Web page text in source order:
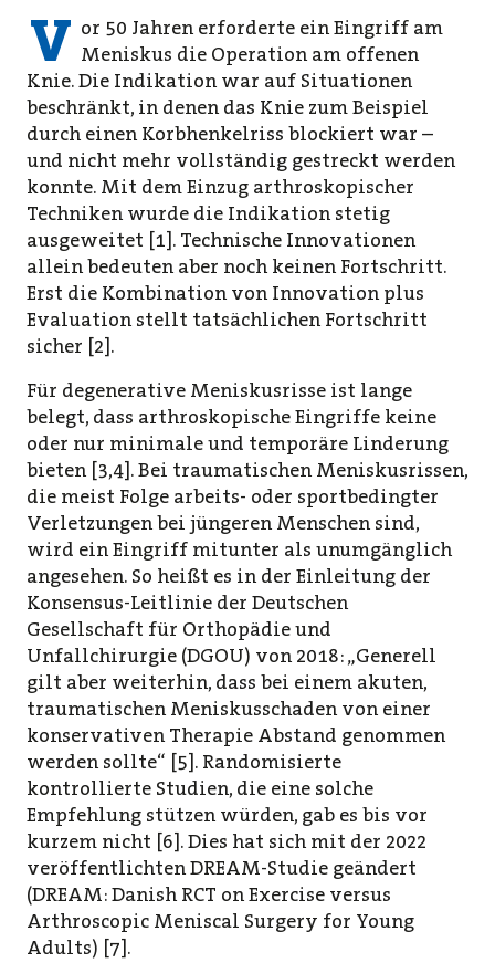
V or 50 Jahren erforderte ein Eingriff am
Meniskus die Operation am offenen
Knie. Die Indikation war auf Situationen
beschränkt, in denen das Knie zum Beispiel
durch einen Korbhenkelriss blockiert war –
und nicht mehr vollständig gestreckt werden
konnte. Mit dem Einzug arthroskopischer
Techniken wurde die Indikation stetig
ausgeweitet [1]. Technische Innovationen
allein bedeuten aber noch keinen Fortschritt.
Erst die Kombination von Innovation plus
Evaluation stellt tatsächlichen Fortschritt
sicher [2].
Für degenerative Meniskusrisse ist lange
belegt, dass arthroskopische Eingriffe keine
oder nur minimale und temporäre Linderung
bieten [3,4]. Bei traumatischen Meniskusrissen,
die meist Folge arbeits- oder sportbedingter
Verletzungen bei jüngeren Menschen sind,
wird ein Eingriff mitunter als unumgänglich
angesehen. So heißt es in der Einleitung der
Konsensus-Leitlinie der Deutschen
Gesellschaft für Orthopädie und
Unfallchirurgie (DGOU) von 2018: „Generell
gilt aber weiterhin, dass bei einem akuten,
traumatischen Meniskusschaden von einer
konservativen Therapie Abstand genommen
werden sollte“ [5]. Randomisierte
kontrollierte Studien, die eine solche
Empfehlung stützen würden, gab es bis vor
kurzem nicht [6]. Dies hat sich mit der 2022
veröffentlichten DREAM-Studie geändert
(DREAM: Danish RCT on Exercise versus
Arthroscopic Meniscal Surgery for Young
Adults) [7].